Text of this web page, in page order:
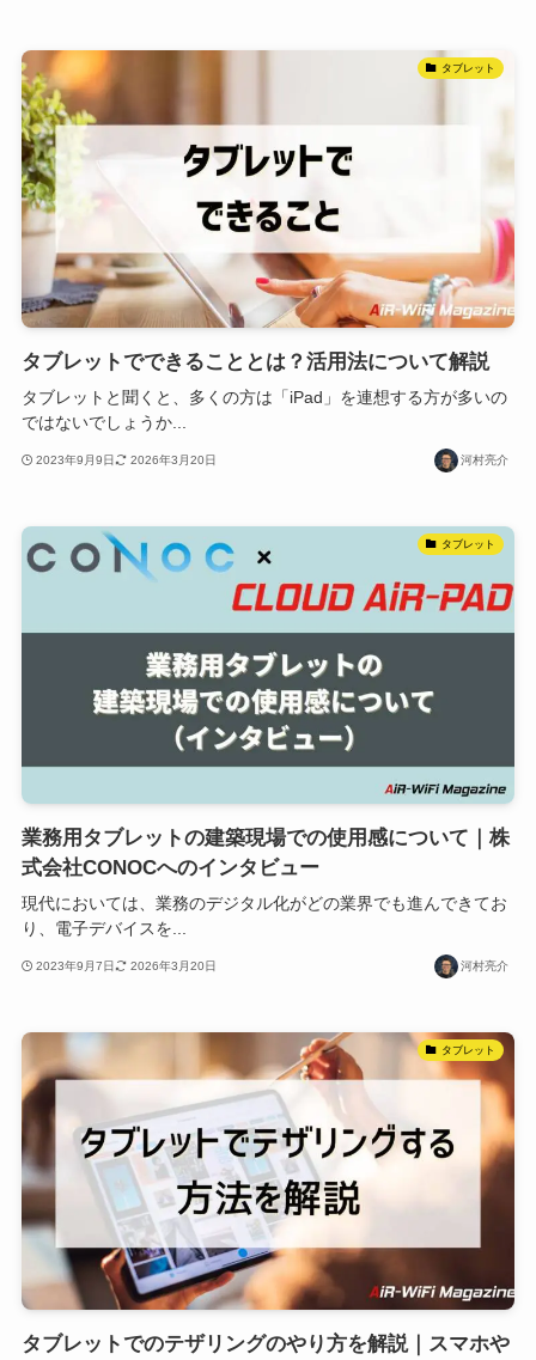
タブレット
タブレットでできることとは？活用法について解説
タブレットと聞くと、多くの方は「iPad」を連想する方が多いの
ではないでしょうか...
2023年9月9日 2026年3月20日 河村亮介
タブレット
業務用タブレットの建築現場での使用感について｜株
式会社CONOCへのインタビュー
現代においては、業務のデジタル化がどの業界でも進んできてお
り、電子デバイスを...
2023年9月7日 2026年3月20日 河村亮介
タブレット
タブレットでのテザリングのやり方を解説｜スマホや